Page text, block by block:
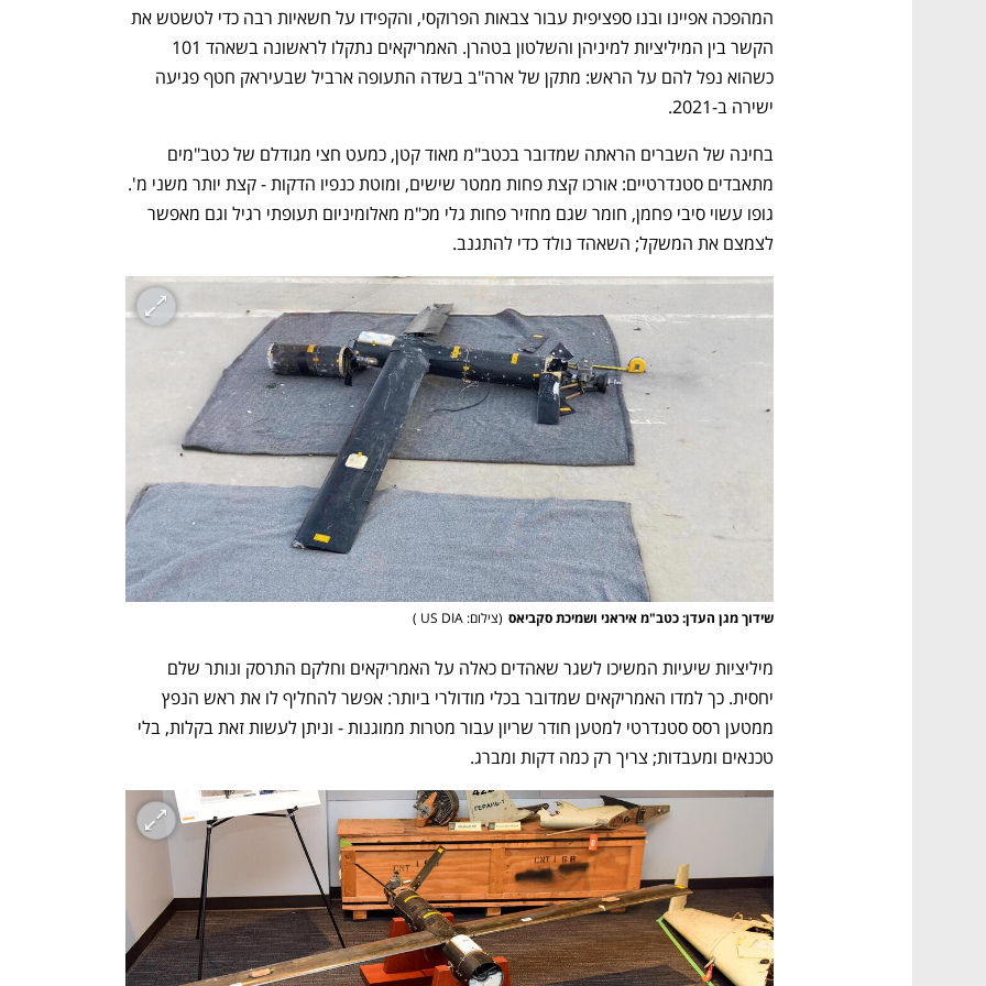
מדברים כלכלה, עסקים ומה
נפתח בכרטיסייה חדשה
ענף במתח גבוה
נפתח בכרטיסייה חדשה
הבית של ההייטק הישראלי
ישירה ב-2021.
לצמצם את המשקל; השאהד נולד כדי להתגנב.
שידוך מגן העדן: כטב"מ איראני ושמיכת סקביאס (צילום: US DIA )
טכנאים ומעבדות; צריך רק כמה דקות ומברג.